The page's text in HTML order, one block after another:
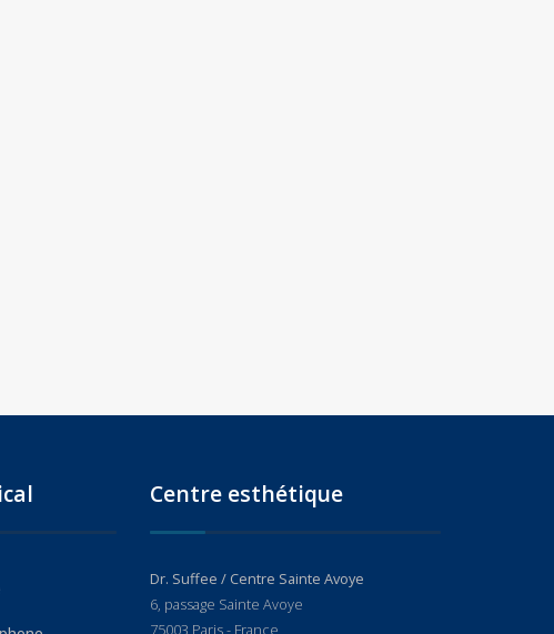
Centre esthétique
Dr. Suffee / Centre Sainte Avoye
6, passage Sainte Avoye
75003 Paris - France